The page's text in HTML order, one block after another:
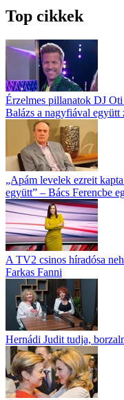
Top cikkek
Érzelmes pillanatok DJ
Balázs a nagyfiával együtt
„Apám levelek ezreit
együtt” – Bács Ferencbe
A TV2 csinos híradósa
Farkas Fanni
Hernádi Judit tudja,